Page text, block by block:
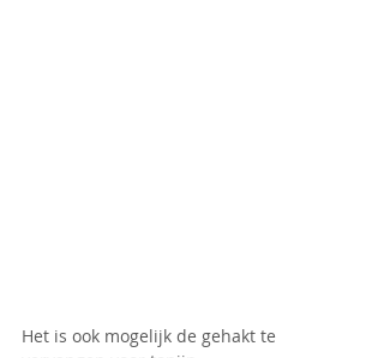
Het is ook mogelijk de gehakt te